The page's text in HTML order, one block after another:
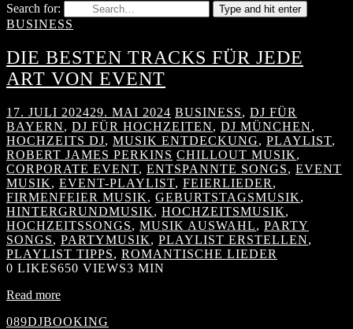
Search for: Type and hit enter
BUSINESS
DIE BESTEN TRACKS FÜR JEDE
ART VON EVENT
17. JULI 202429. MAI 2024 BUSINESS, DJ FÜR
BAYERN, DJ FÜR HOCHZEITEN, DJ MÜNCHEN,
HOCHZEITS DJ, MUSIK ENTDECKUNG, PLAYLIST,
ROBERT JAMES PERKINS CHILLOUT MUSIK,
CORPORATE EVENT, ENTSPANNTE SONGS, EVENT
MUSIK, EVENT-PLAYLIST, FEIERLIEDER ,
FIRMENFEIER MUSIK, GEBURTSTAGSMUSIK,
HINTERGRUNDMUSIK, HOCHZEITSMUSIK,
HOCHZEITSSONGS, MUSIK AUSWAHL, PARTY
SONGS, PARTYMUSIK, PLAYLIST ERSTELLEN,
PLAYLIST TIPPS, ROMANTISCHE LIEDER
0 LIKES650 VIEWS3 MIN
Read more
089DJBOOKING